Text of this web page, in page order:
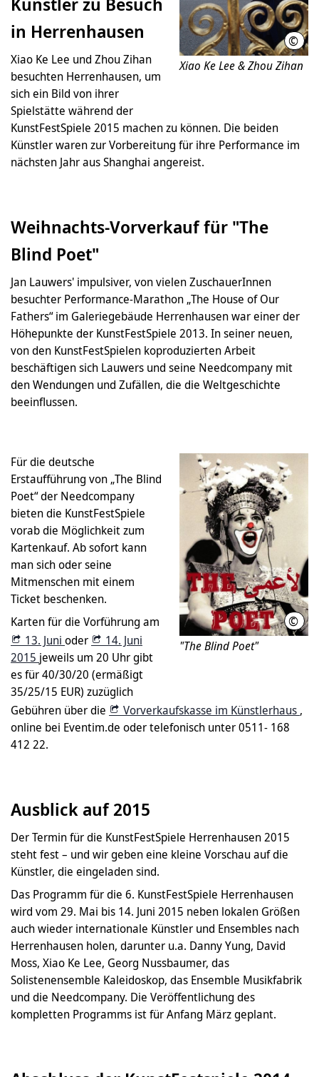
© KFS
Xiao Ke Lee & Zhou Zihan
in Herrenhausen
Xiao Ke Lee und Zhou Zihan
besuchten Herrenhausen, um
sich ein Bild von ihrer
Spielstätte während der
KunstFestSpiele 2015 machen zu können. Die beiden
Künstler waren zur Vorbereitung für ihre Performance im
nächsten Jahr aus Shanghai angereist.
Weihnachts-Vorverkauf für "The
Blind Poet"
Jan Lauwers' impulsiver, von vielen ZuschauerInnen
besuchter Performance-Marathon „The House of Our
Fathers“ im Galeriegebäude Herrenhausen war einer der
Höhepunkte der KunstFestSpiele 2013. In seiner neuen,
von den KunstFestSpielen koproduzierten Arbeit
beschäftigen sich Lauwers und seine Needcompany mit
den Wendungen und Zufällen, die die Weltgeschichte
beeinflussen.
©
"The Blind Poet"
Für die deutsche
Erstaufführung von „The Blind
Poet“ der Needcompany
bieten die KunstFestSpiele
vorab die Möglichkeit zum
Kartenkauf. Ab sofort kann
man sich oder seine
Mitmenschen mit einem
Ticket beschenken.
Karten für die Vorführung am
13. Juni oder
14. Juni
2015 jeweils um 20 Uhr gibt
es für 40/30/20 (ermäßigt
35/25/15 EUR) zuzüglich
Gebühren über die
Vorverkaufskasse im Künstlerhaus ,
online bei Eventim.de oder telefonisch unter 0511- 168
412 22.
Ausblick auf 2015
Der Termin für die KunstFestSpiele Herrenhausen 2015
steht fest – und wir geben eine kleine Vorschau auf die
Künstler, die eingeladen sind.
Das Programm für die 6. KunstFestSpiele Herrenhausen
wird vom 29. Mai bis 14. Juni 2015 neben lokalen Größen
auch wieder internationale Künstler und Ensembles nach
Herrenhausen holen, darunter u.a. Danny Yung, David
Moss, Xiao Ke Lee, Georg Nussbaumer, das
Solistenensemble Kaleidoskop, das Ensemble Musikfabrik
und die Needcompany. Die Veröffentlichung des
kompletten Programms ist für Anfang März geplant.